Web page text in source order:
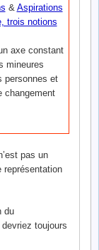
& Aspirations
trois notions
axe constant
mineures
personnes et
changement
pas un
représentation
du
toujours